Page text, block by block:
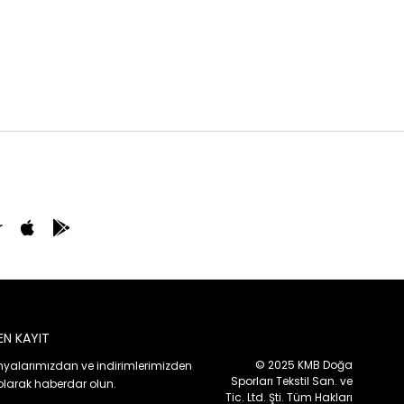
KAYIT
ve indirimlerimizden
haberdar olun.
© 2025 KMB Doğa
Sporları Tekstil San. ve
Tic. Ltd. Şti. Tüm Hakları